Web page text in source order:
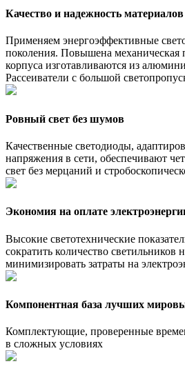
Качество и надежность материалов
Применяем энергоэффективные
поколения. Повышена механическая
корпуса изготавливаются из
Рассеиватели с большой
Ровный свет без шумов
Качественные светодиоды,
напряжения в сети, обеспечивают
свет без мерцаний и
Экономия на оплате
Высокие светотехнические
сократить количество светильников
минимизировать затраты на
Компонентная база лучших
Комплектующие, проверенные
в сложных условиях